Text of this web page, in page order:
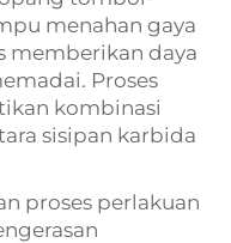
menahan gaya
memberikan daya
Proses
kombinasi
sisipan karbida
proses perlakuan